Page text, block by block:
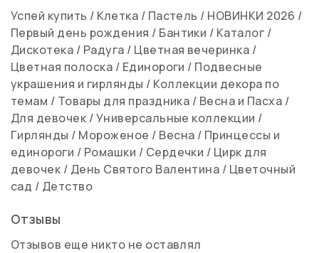
Успей купить / Клетка / Пастель / НОВИНКИ 2026 /
Первый день рождения / Бантики / Каталог /
Дискотека / Радуга / Цветная вечеринка /
Цветная полоска / Единороги / Подвесные
украшения и гирлянды / Коллекции декора по
темам / Товары для праздника / Весна и Пасха /
Для девочек /Универсальные коллекции /
Гирлянды / Мороженое / Весна / Принцессы и
единороги / Ромашки / Сердечки / Цирк для
девочек / День Святого Валентина / Цветочный
сад / Детство
Отзывы
Отзывов еще никто не оставлял